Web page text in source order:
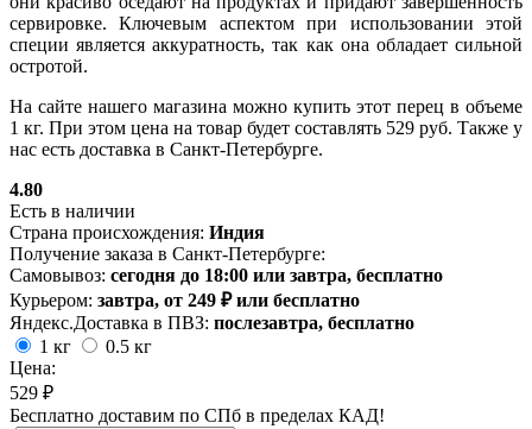
сервировке. Ключевым аспектом при использовании этой
специи является аккуратность, так как она обладает сильной
остротой.
На сайте нашего магазина можно купить этот перец в объеме
1 кг. При этом цена на товар будет составлять 529 руб. Также у
нас есть доставка в Санкт-Петербурге.
4.80
Есть в наличии
Страна происхождения: Индия
Получение заказа в Санкт-Петербурге:
Самовывоз: сегодня до 18:00 или завтра, бесплатно
Курьером: завтра, от 249 ₽ или бесплатно
Яндекс.Доставка в ПВЗ: послезавтра, бесплатно
1 кг
0.5 кг
Цена:
529 ₽
Бесплатно доставим по СПб в пределах КАД!